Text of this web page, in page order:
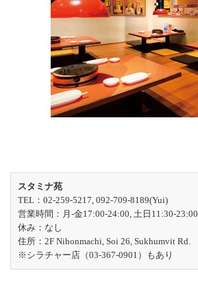
スタミナ苑
TEL：02-259-5217, 092-709-8189(Yui)
営業時間：月-金17:00-24:00, 土日11:30-23:00
休み：なし
住所：2F Nihonmachi, Soi 26, Sukhumvit Rd.
※シラチャー店（03-367-0901）もあり